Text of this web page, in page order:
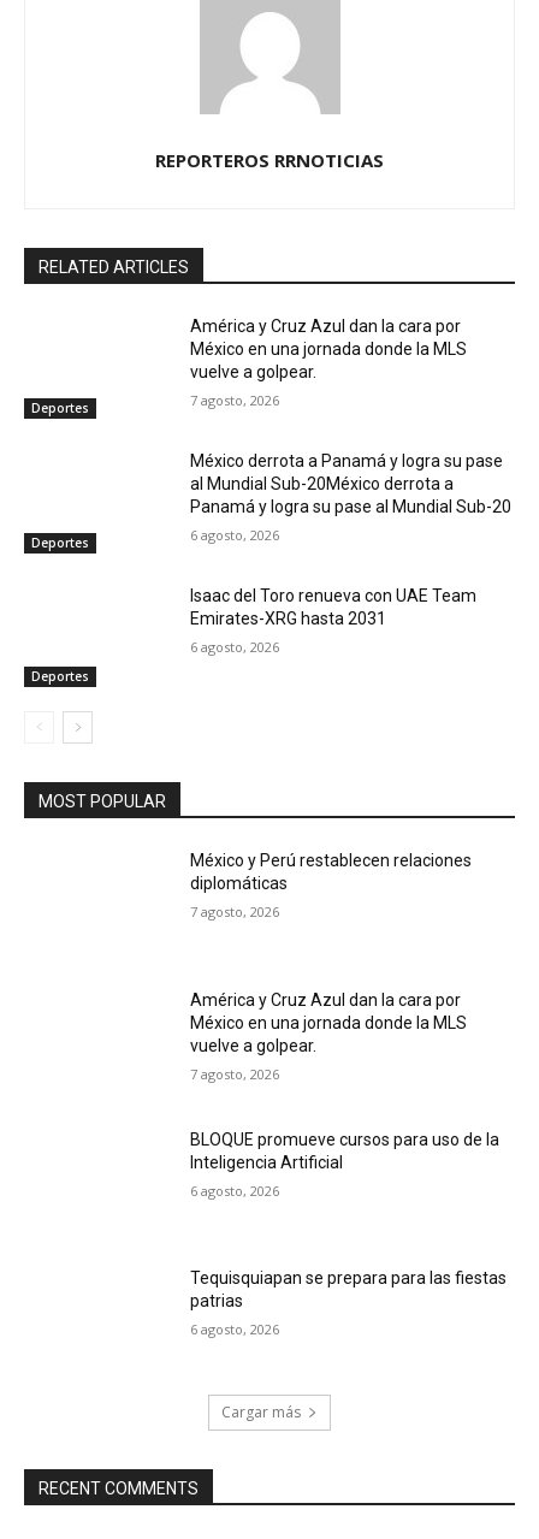
REPORTEROS RRNOTICIAS
RELATED ARTICLES
Deportes
América y Cruz Azul dan la cara por
México en una jornada donde la MLS
vuelve a golpear.
7 agosto, 2026
Deportes
México derrota a Panamá y logra su pase
al Mundial Sub-20México derrota a
Panamá y logra su pase al Mundial Sub-20
6 agosto, 2026
Deportes
Isaac del Toro renueva con UAE Team
Emirates-XRG hasta 2031
6 agosto, 2026
MOST POPULAR
México y Perú restablecen relaciones
diplomáticas
7 agosto, 2026
América y Cruz Azul dan la cara por
México en una jornada donde la MLS
vuelve a golpear.
7 agosto, 2026
BLOQUE promueve cursos para uso de la
Inteligencia Artificial
6 agosto, 2026
Tequisquiapan se prepara para las fiestas
patrias
6 agosto, 2026
Cargar más
RECENT COMMENTS